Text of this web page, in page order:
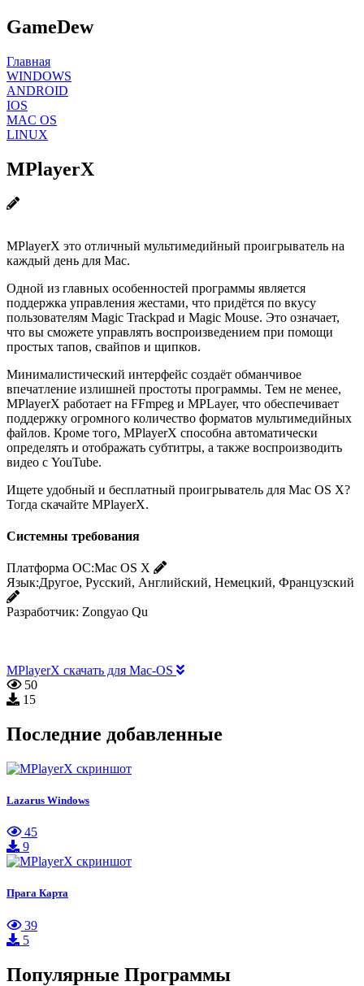
GameDew
Главная
WINDOWS
ANDROID
IOS
MAC OS
LINUX
MPlayerX
MPlayerX это отличный мультимедийный проигрыватель на
каждый день для Mac.
Одной из главных особенностей программы является
поддержка управления жестами, что придётся по вкусу
пользователям Magic Trackpad и Magic Mouse. Это означает,
что вы сможете управлять воспроизведением при помощи
простых тапов, свайпов и щипков.
Минималистический интерфейс создаёт обманчивое
впечатление излишней простоты программы. Тем не менее,
MPlayerX работает на FFmpeg и MPLayer, что обеспечивает
поддержку огромного количество форматов мультимедийных
файлов. Кроме того, MPlayerX способна автоматически
определять и отображать субтитры, а также воспроизводить
видео с YouTube.
Ищете удобный и бесплатный проигрыватель для Mac OS X?
Тогда скачайте MPlayerX.
Системны требования
Платформа ОС:Mac OS X
Язык:Другое, Русский, Английский, Немецкий, Французский
Разработчик: Zongyao Qu
MPlayerX скачать для Mac-OS
50
15
Последние добавленные
Lazarus Windows
45
9
Прага Карта
39
5
Популярные Программы